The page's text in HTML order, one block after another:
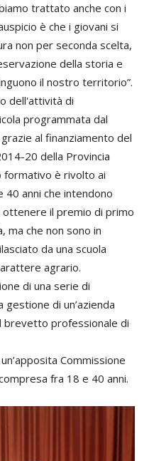
trattato anche con i
è che i giovani si
non per seconda scelta,
della storia e
il nostro territorio”.
dell'attività di
programmata dal
al finanziamento del
20 della Provincia
formativo è rivolto ai
anni che intendono
ottenere il premio di primo
ma che non sono in
da una scuola
agrario.
di una serie di
di un’azienda
brevetto professionale di
Commissione
fra 18 e 40 anni.